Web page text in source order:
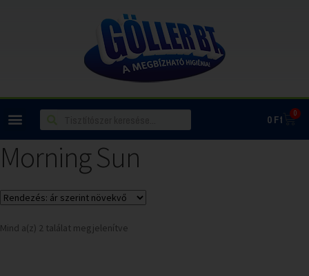
0Ft 0
Morning Sun
Mind a(z) 2 találat megjelenítve